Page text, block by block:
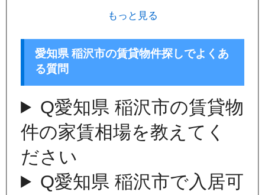
もっと見る
愛知県 稲沢市の賃貸物件探しでよくあ
る質問
Q愛知県 稲沢市の賃貸物
件の家賃相場を教えてく
ださい
Q愛知県 稲沢市で入居可